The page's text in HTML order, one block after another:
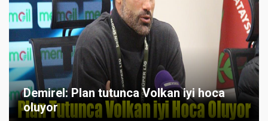
Demirel: Plan tutunca Volkan iyi hoca
oluyor